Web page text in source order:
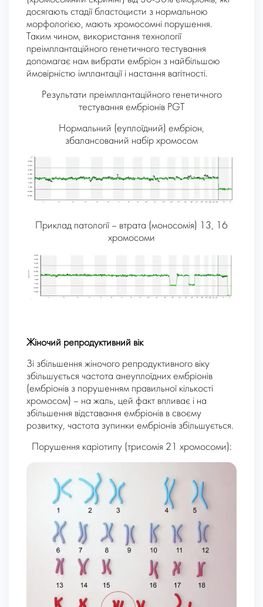
досягають стадії бластоцисти з нормальною
морфологією, мають хромосомні порушення.
Таким чином, використання технології
преімплантаційного генетичного тестування
допомагає нам вибрати ембріон з найбільшою
ймовірністю імплантації і настання вагітності.
Результати преімплантаційного генетичного
тестування ембріонів PGT
Нормальний (еуплоїдний) ембріон,
збалансований набір хромосом
Приклад патології – втрата (моносомія) 13, 16
хромосоми
Жіночий репродуктивний вік
Зі збільшення жіночого репродуктивного віку
збільшується частота анеуплоїдних ембріонів
(ембріонів з порушенням правильної кількості
хромосом) – на жаль, цей факт впливає і на
збільшення відставання ембріонів в своєму
розвитку, частота зупинки ембріонів збільшується.
Порушення каріотипу (трисомія 21 хромосоми):